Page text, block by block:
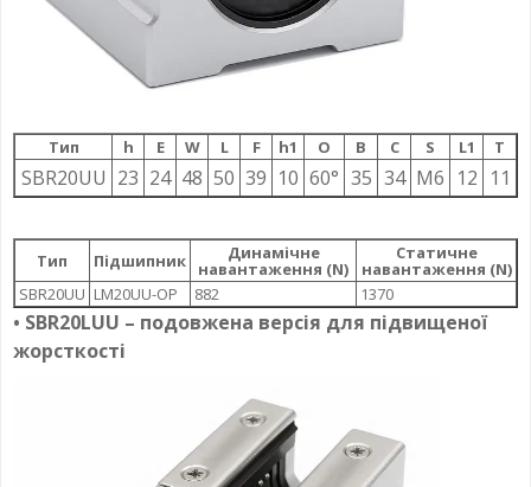
Тип h E W L F h1 О B C S L1 T
SBR20UU 23 24 48 50 39 10 60° 35 34 M6 12 11
Тип Підшипник Динамічне
навантаження (N)
Статичне
навантаження (N)
SBR20UU LM20UU-OP 882 1370
• SBR20LUU – подовжена версія для підвищеної
жорсткості